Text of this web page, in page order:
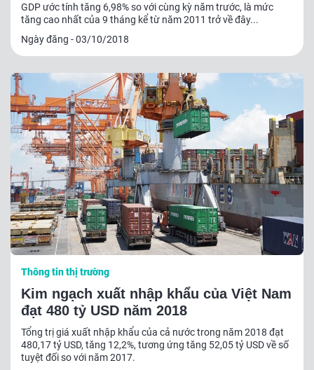
GDP ước tính tăng 6,98% so với cùng kỳ năm trước, là mức
tăng cao nhất của 9 tháng kể từ năm 2011 trở về đây...
Ngày đăng - 03/10/2018
Thông tin thị trường
Kim ngạch xuất nhập khẩu của Việt Nam
đạt 480 tỷ USD năm 2018
Tổng trị giá xuất nhập khẩu của cả nước trong năm 2018 đạt
480,17 tỷ USD, tăng 12,2%, tương ứng tăng 52,05 tỷ USD về số
tuyệt đối so với năm 2017.